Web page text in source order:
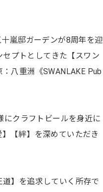
邸ガーデンが8周年を迎
プトとしてきた【スワン
八重洲《SWANLAKE Pub
にクラフトビールを身近に
【絆】を深めていただき
】を追求していく所存で